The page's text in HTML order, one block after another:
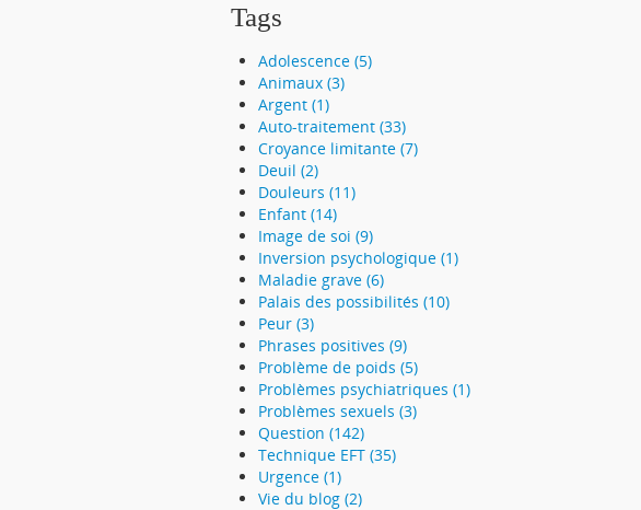
Tags
Adolescence (5)
Animaux (3)
Argent (1)
Auto-traitement (33)
Croyance limitante (7)
Deuil (2)
Douleurs (11)
Enfant (14)
Image de soi (9)
Inversion psychologique (1)
Maladie grave (6)
Palais des possibilités (10)
Peur (3)
Phrases positives (9)
Problème de poids (5)
Problèmes psychiatriques (1)
Problèmes sexuels (3)
Question (142)
Technique EFT (35)
Urgence (1)
Vie du blog (2)